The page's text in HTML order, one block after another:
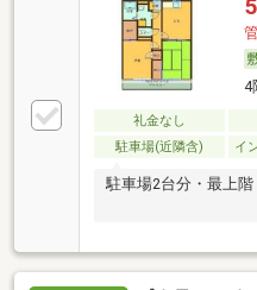
4
礼金なし
駐車場(近隣含)
イ
駐車場2台分・最上